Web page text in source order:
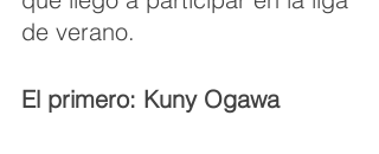
de verano.
El primero: Kuny Ogawa